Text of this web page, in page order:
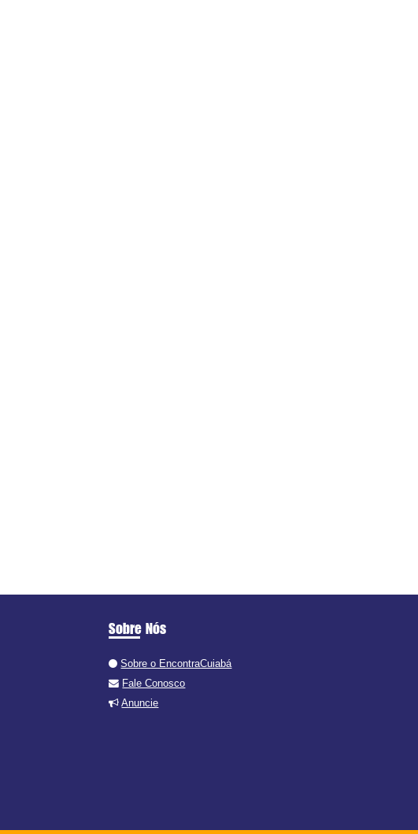
Sobre Nós
Sobre o EncontraCuiabá
Fale Conosco
Anuncie